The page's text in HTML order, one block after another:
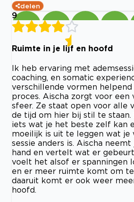
delen
9
Ruimte in je lijf en hoofd
Ik heb ervaring met
coaching, en somatic
verschillende vormen
proces. Aischa zorgt voor een
sfeer. Ze staat open voor alle
de tijd om hier bij stil te staan.
iets wat je het beste zelf kan
moeilijk is uit te leggen wat je
sessie anders is. Aischa neemt
hand en vertelt wat er
voelt het alsof er spanningen
en er meer ruimte komt om te
daaruit komt er ook weer
hoofd.